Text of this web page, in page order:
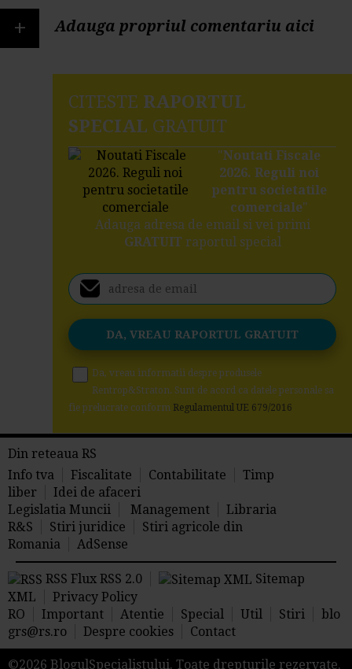
+ Adauga propriul comentariu aici
CITESTE RAPORTUL
SPECIAL GRATUIT
"Noutati Fiscale
2026. Reguli noi
pentru societatile
comerciale"
Adauga adresa de email si vei primi
GRATUITraportul special
Da, vreau informatii despre produsele
Rentrop&Straton. Sunt de acord ca datele personale sa
fie prelucrate conform Regulamentul UE 679/2016
Din reteaua RS
Info tva
Fiscalitate Contabilitate
Timp
liber
Idei de afaceri
Legislatia Muncii
Management
Libraria
R&S
Stiri juridice
Stiri agricole din
Romania
AdSense
RSS Flux RSS 2.0
Sitemap
XML
Privacy Policy
RO
Important Atentie Special Util Stiri
blo
grs@rs.ro
Despre cookies Contact
©2026 BlogulSpecialistului. Toate drepturile rezervate.